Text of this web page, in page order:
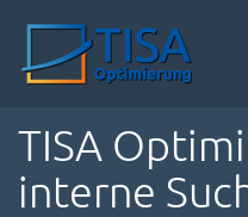
TISA
interne